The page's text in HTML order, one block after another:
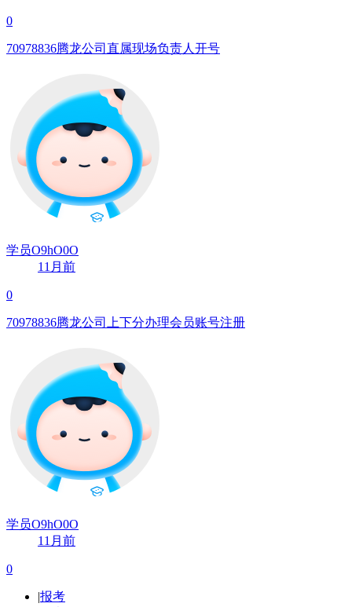
0
70978836腾龙公司直属现场负责人开号
学员O9hO0O
11月前
0
70978836腾龙公司上下分办理会员账号注册
学员O9hO0O
11月前
0
|报考